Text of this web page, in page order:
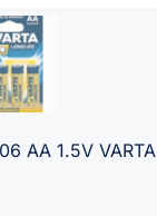
AA 1.5V VARTA